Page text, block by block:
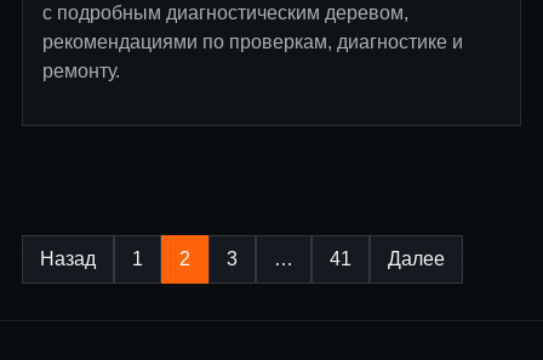
с подробным диагностическим деревом,
рекомендациями по проверкам, диагностике и
ремонту.
Пагинация
записей
Назад 1 2 3 … 41 Далее